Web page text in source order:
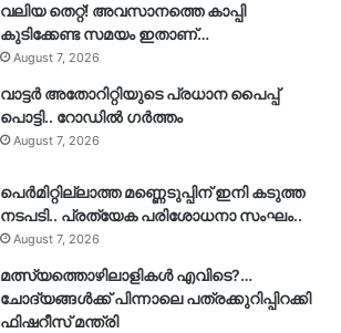
വലിയ തെറ്റ്! അവസാനത്തെ കാപ്പി
കുടിക്കേണ്ട സമയം ഇതാണ്…
August 7, 2026
വാട്ടർ അതോറിറ്റിയുടെ പ്രധാന പൈപ്പ്
പൊട്ടി.. റോഡിൽ ഗർത്തം
August 7, 2026
പെർമിറ്റില്ലാത്ത മണ്ണെടുപ്പിന് ഇനി കടുത്ത
നടപടി.. പ്രത്യേക പരിശോധനാ സംഘം..
August 7, 2026
മത്സ്യത്തൊഴിലാളികൾ എവിടെ?…
ചോദ്യങ്ങൾക്ക് പിന്നാലെ പത്രക്കുറിപ്പിറക്കി
ഫിഷറീസ് മന്ത്രി